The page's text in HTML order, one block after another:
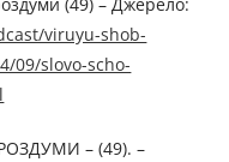
viruyu-shob-
09/slovo-scho-
– (49). –